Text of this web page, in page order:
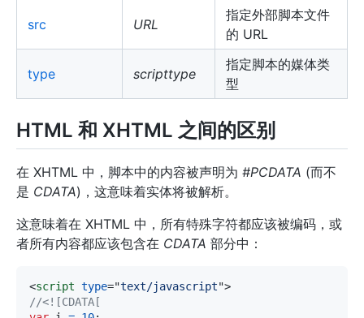
src URL
指定外部脚本文件
的 URL
type scripttype
指定脚本的媒体类
型
HTML 和 XHTML 之间的区别
在 XHTML 中，脚本中的内容被声明为 #PCDATA (而不
是 CDATA)，这意味着实体将被解析。
这意味着在 XHTML 中，所有特殊字符都应该被编码，或
者所有内容都应该包含在 CDATA 部分中：
<script type="text/javascript">
//<![CDATA[